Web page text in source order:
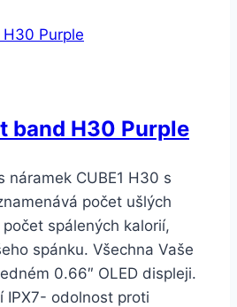
band H30 Purple
náramek CUBE1 H30 s
počet ušlých
spálených kalorií,
spánku. Všechna Vaše
0.66″ OLED displeji.
IPX7- odolnost proti